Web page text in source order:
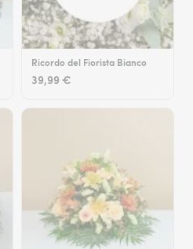
Ricordo del Fiorista Bianco
39,99 €